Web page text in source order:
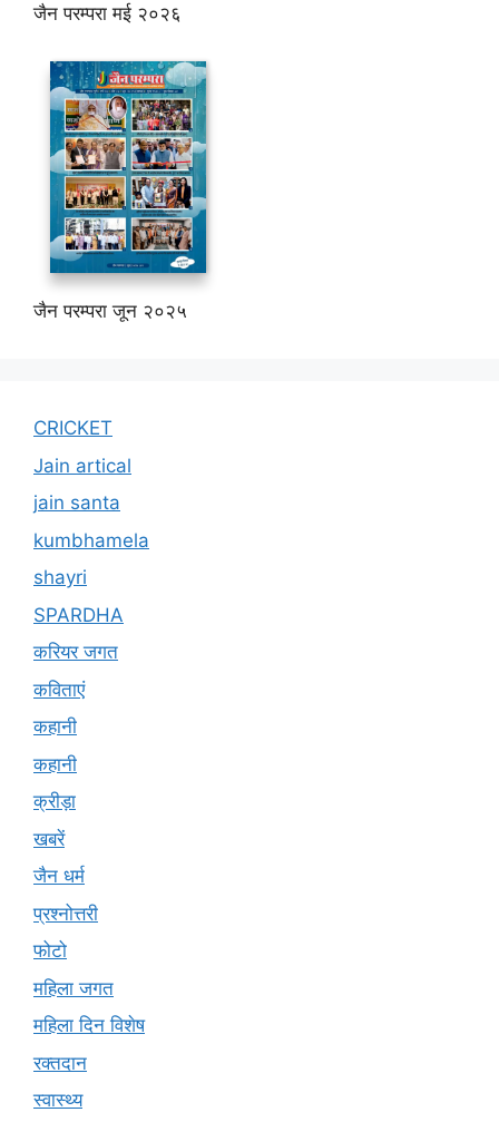
जैन परम्परा मई २०२६
जैन परम्परा जून २०२५
CRICKET
Jain artical
jain santa
kumbhamela
shayri
SPARDHA
करियर जगत
कविताएं
कहानी
कहानी
क्रीड़ा
खबरें
जैन धर्म
प्रश्नोत्तरी
फोटो
महिला जगत
महिला दिन विशेष
रक्तदान
स्वास्थ्य